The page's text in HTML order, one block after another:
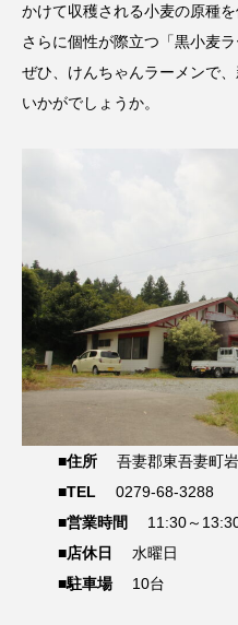
かけて収穫される小麦の原種を
さらに個性が際立つ「黒小麦
ぜひ、けんちゃんラーメンで
いかがでしょうか。
■住所吾妻郡東吾妻町岩
■TEL 0279-68-3288
■営業時間
11:30～
■店休日
水曜日
■駐車場10台